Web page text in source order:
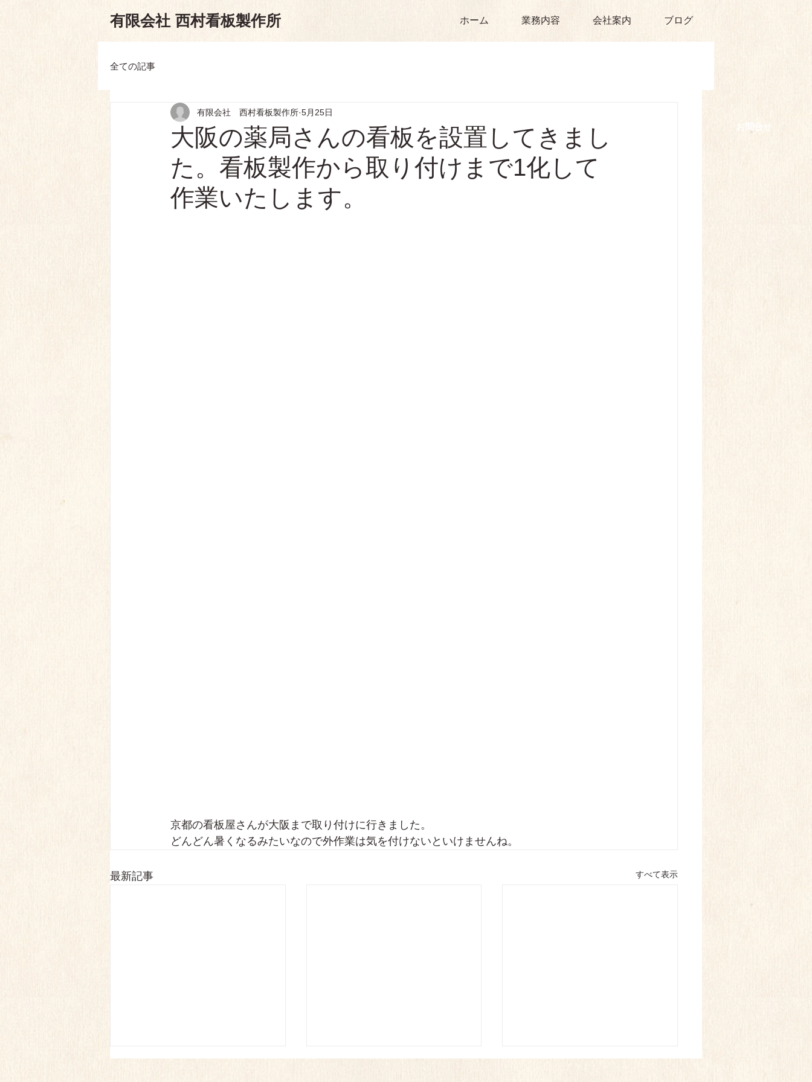
​お問合せ
有限会社 西村看板製作所 ホーム 業務内容 会社案内 ブログ
全ての記事
大阪の薬局さんの看板を設置してきまし
た。看板製作から取り付けまで1化して
作業いたします。
有限会社 西村看板製作所 5月25日
京都の看板屋さんが大阪まで取り付けに行きました。
どんどん暑くなるみたいなので外作業は気を付けないといけませんね。
最新記事 すべて表示